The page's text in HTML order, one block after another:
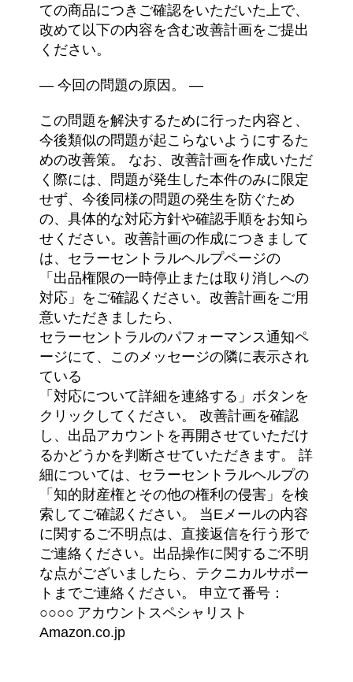
ての商品につきご確認をいただいた上で、
改めて以下の内容を含む改善計画をご提出
ください。
— 今回の問題の原因。 —
この問題を解決するために行った内容と、
今後類似の問題が起こらないようにするた
めの改善策。 なお、改善計画を作成いただ
く際には、問題が発生した本件のみに限定
せず、今後同様の問題の発生を防ぐため
の、具体的な対応方針や確認手順をお知ら
せください。改善計画の作成につきまして
は、セラーセントラルヘルプページの
「出品権限の一時停止または取り消しへの
対応」をご確認ください。改善計画をご用
意いただきましたら、
セラーセントラルのパフォーマンス通知ペ
ージにて、このメッセージの隣に表示され
ている
「対応について詳細を連絡する」ボタンを
クリックしてください。 改善計画を確認
し、出品アカウントを再開させていただけ
るかどうかを判断させていただきます。 詳
細については、セラーセントラルヘルプの
「知的財産権とその他の権利の侵害」を検
索してご確認ください。 当Eメールの内容
に関するご不明点は、直接返信を行う形で
ご連絡ください。出品操作に関するご不明
な点がございましたら、テクニカルサポー
トまでご連絡ください。 申立て番号：
○○○○ アカウントスペシャリスト
Amazon.co.jp